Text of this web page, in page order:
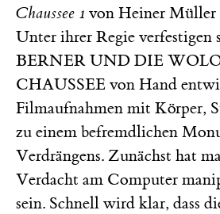
Chaussee 1 von Heiner Müller
Unter ihrer Regie
BERNER UND DIE
CHAUSSEE von Hand
Filmaufnahmen mit Körper,
zu einem befremdlichen
Verdrängens. Zunächst hat
Verdacht am Computer
sein. Schnell wird klar, dass